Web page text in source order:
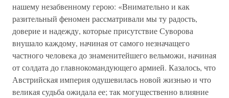
нашему незабвенному герою: «Внимательно и как
разительный феномен рассматривали мы ту радость,
доверие и надежду, которые присутствие Суворова
внушало каждому, начиная от самого незначащего
частного человека до знаменитейшего вельможи, начиная
от солдата до главнокомандующего армией. Казалось, что
Австрийская империя одушевилась новой жизнью и что
великая судьба ожидала ее; так могущественно влияние